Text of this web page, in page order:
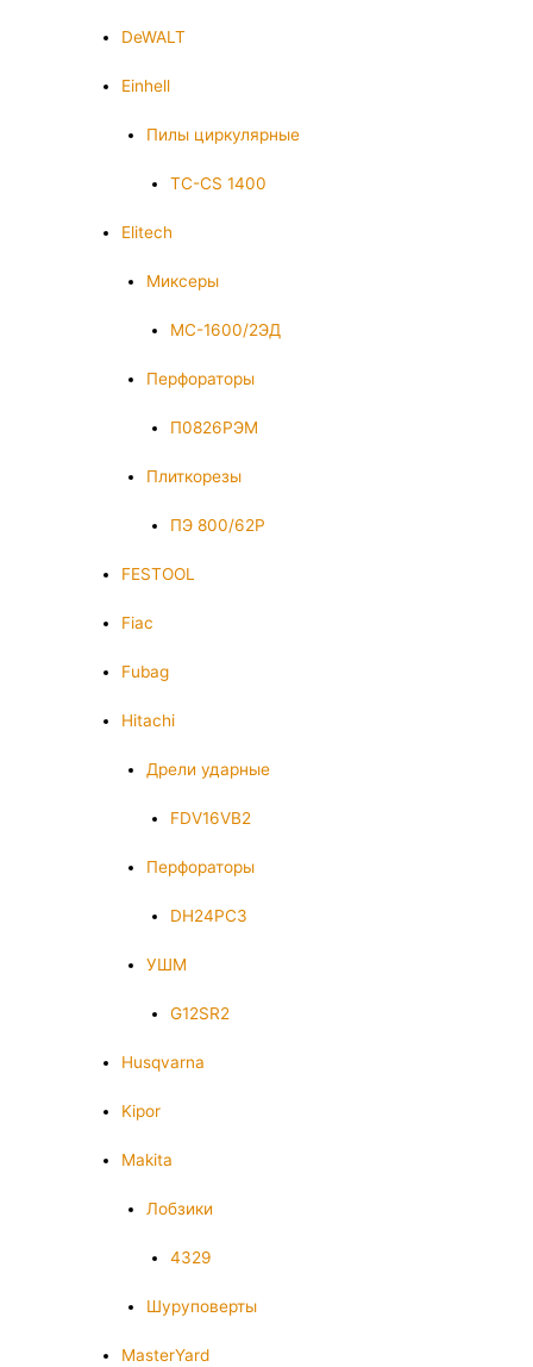
DeWALT
Einhell
Пилы циркулярные
TC-CS 1400
Elitech
Миксеры
МС-1600/2ЭД
Перфораторы
П0826РЭМ
Плиткорезы
ПЭ 800/62Р
FESTOOL
Fiac
Fubag
Hitachi
Дрели ударные
FDV16VB2
Перфораторы
DH24PC3
УШМ
G12SR2
Husqvarna
Kipor
Makita
Лобзики
4329
Шуруповерты
MasterYard